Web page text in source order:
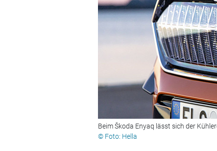
Beim Škoda Enyaq lässt sich der
© Foto: Hella